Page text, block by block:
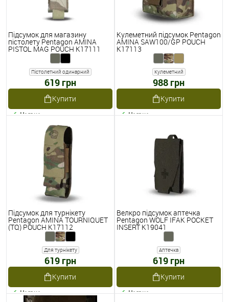
Підсумок для магазину
пістолету Pentagon AMINA
PISTOL MAG POUCH K17111
Пістолетний одинарний
619 грн
Купити
Наявне
Кулеметний підсумок Pentagon
AMINA SAW100/GP POUCH
K17113
Кулеметний
988 грн
Купити
Наявне
Підсумок для турнікету
Pentagon AMINA TOURNIQUET
(TQ) POUCH K17112
Для турнікету
619 грн
Купити
Наявне
Велкро підсумок аптечка
Pentagon WOLF IFAK POCKET
INSERT K19041
Аптечка
619 грн
Купити
Наявне